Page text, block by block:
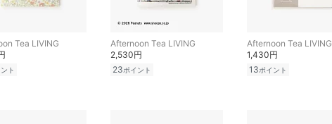
Tea LIVING
ト
Afternoon Tea LIVING
2,530円
23ポイント
Afternoon Tea LIVING
1,430円
13ポイント